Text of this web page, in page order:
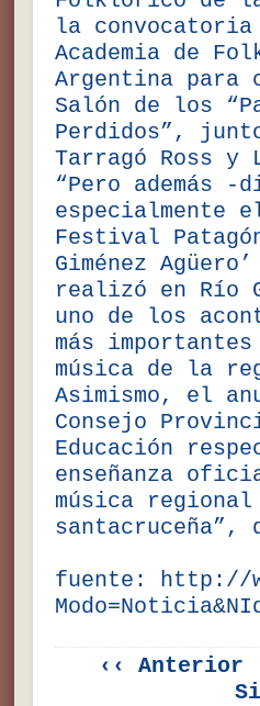
la
Academia de
Argentina para
Salón de los
Perdidos”,
Tarragó Ross y
“Pero además
especialmente
Festival
Giménez
realizó en Río
uno de los
más
música de la
Asimismo, el
Consejo
Educación
enseñanza
música regional
santacruceña”,
fuente: http://
‹‹ Anterior